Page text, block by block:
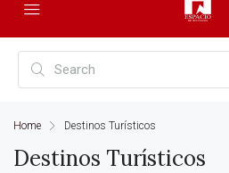
Home Destinos Turísticos
Destinos Turísticos